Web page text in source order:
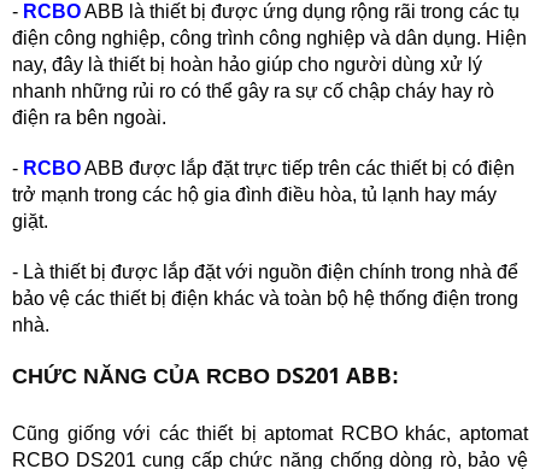
- RCBOABB là thiết bị được ứng dụng rộng rãi trong các tụ
điện công nghiệp, công trình công nghiệp và dân dụng. Hiện
nay, đây là thiết bị hoàn hảo giúp cho người dùng xử lý
nhanh những rủi ro có thể gây ra sự cố chập cháy hay rò
điện ra bên ngoài.
- RCBOABB được lắp đặt trực tiếp trên các thiết bị có điện
trở mạnh trong các hộ gia đình điều hòa, tủ lạnh hay máy
giặt.
- Là thiết bị được lắp đặt với nguồn điện chính trong nhà để
bảo vệ các thiết bị điện khác và toàn bộ hệ thống điện trong
nhà.
CHỨC NĂNG CỦA RCBO DS201 ABB:
Cũng giống với các thiết bịaptomat RCBOkhác, aptomat
RCBO DS201 cung cấp chức năng chống dòng rò, bảo vệ